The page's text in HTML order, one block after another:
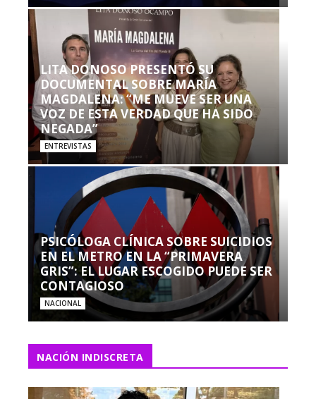
LITA DONOSO PRESENTÓ SU
DOCUMENTAL SOBRE MARÍA
MAGDALENA: “ME MUEVE SER UNA
VOZ DE ESTA VERDAD QUE HA SIDO
NEGADA”
ENTREVISTAS
PSICÓLOGA CLÍNICA SOBRE SUICIDIOS
EN EL METRO EN LA “PRIMAVERA
GRIS”: EL LUGAR ESCOGIDO PUEDE SER
CONTAGIOSO
NACIONAL
NACIÓN INDISCRETA